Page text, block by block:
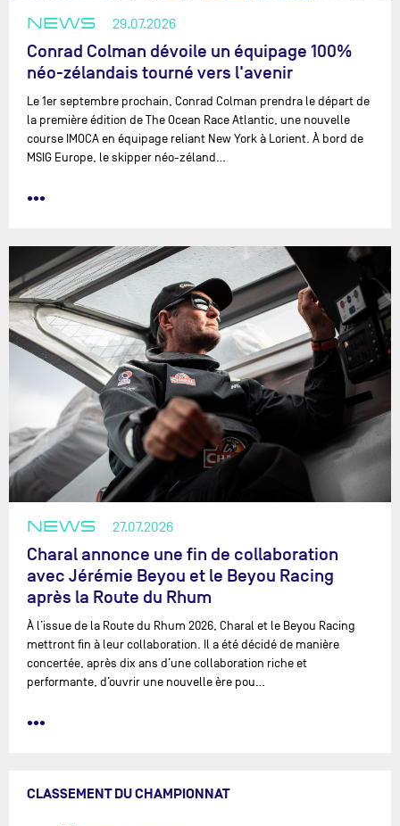
NEWS 29.07.2026
Conrad Colman dévoile un équipage 100%
néo-zélandais tourné vers l'avenir
Le 1er septembre prochain, Conrad Colman prendra le départ de
la première édition de The Ocean Race Atlantic, une nouvelle
course IMOCA en équipage reliant New York à Lorient. À bord de
MSIG Europe, le skipper néo-zéland…
•••
NEWS 27.07.2026
Charal annonce une fin de collaboration
avec Jérémie Beyou et le Beyou Racing
après la Route du Rhum
À l’issue de la Route du Rhum 2026, Charal et le Beyou Racing
mettront fin à leur collaboration. Il a été décidé de manière
concertée, après dix ans d’une collaboration riche et
performante, d’ouvrir une nouvelle ère pou…
•••
CLASSEMENT DU CHAMPIONNAT